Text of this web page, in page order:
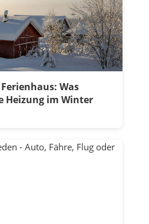
Was
Heizung im Winter